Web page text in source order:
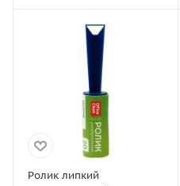
Ролик липкий